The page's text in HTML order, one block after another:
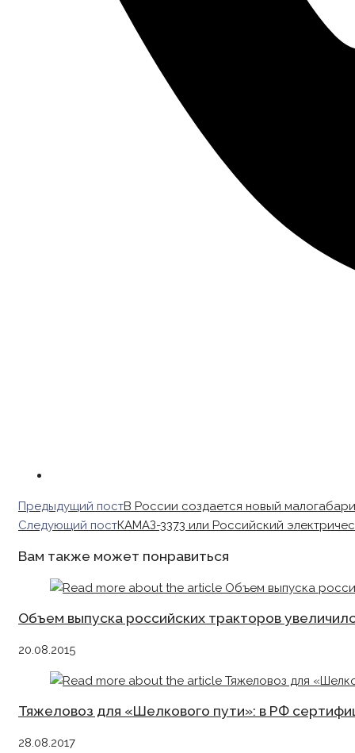
Read
more
Предыдущий постВ России создается новый
Следующий постКАМАЗ-3373 или Российский
Вам также может понравиться
Объем выпуска российских тракторов
20.08.2015
Тяжеловоз для «Шелкового пути»: в РФ
28.08.2017